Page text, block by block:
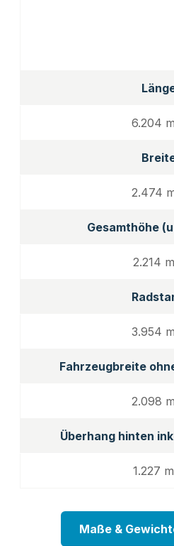
6.204
2.474
Gesamthöhe
2.214
3.954
Fahrzeugbreite
2.098
Überhang hinten
1.227
Maße &